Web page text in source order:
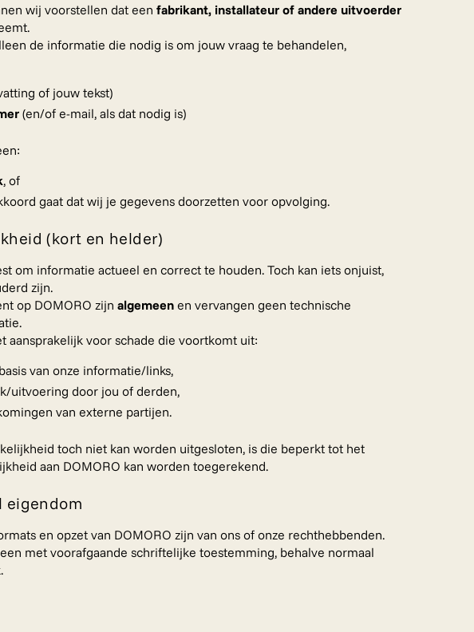
wij voorstellen dat een fabrikant, installateur of andere uitvoerder
de informatie die nodig is om jouw vraag te behandelen,
of jouw tekst)
(en/of e-mail, als dat nodig is)
, of
gaat dat wij je gegevens doorzetten voor opvolging.
(kort en helder)
om informatie actueel en correct te houden. Toch kan iets onjuist,
zijn.
op DOMORO zijn algemeen en vervangen geen technische
aansprakelijk voor schade die voortkomt uit:
van onze informatie/links,
uitvoering door jou of derden,
van externe partijen.
toch niet kan worden uitgesloten, is die beperkt tot het
aan DOMORO kan worden toegerekend.
eigendom
en opzet van DOMORO zijn van ons of onze rechthebbenden.
met voorafgaande schriftelijke toestemming, behalve normaal